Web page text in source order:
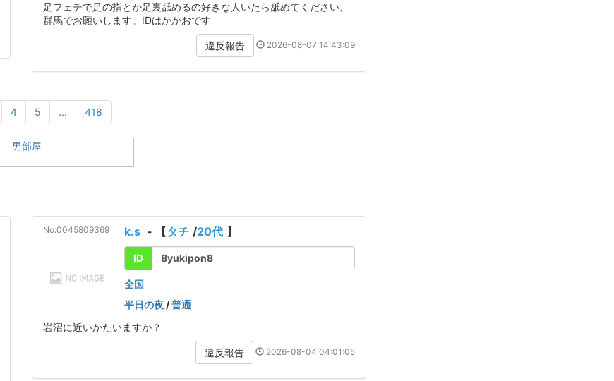
足フェチで足の指とか足裏舐めるの好きな人いたら舐めてください。
群馬でお願いします。IDはかかおです
違反報告 2026-08-07 14:43:09
4 5 ... 418
No:0045809369 k.s - 【タチ /20代 】
ID 8yukipon8
全国
平日の夜 /普通
岩沼に近いかたいますか？
違反報告 2026-08-04 04:01:05